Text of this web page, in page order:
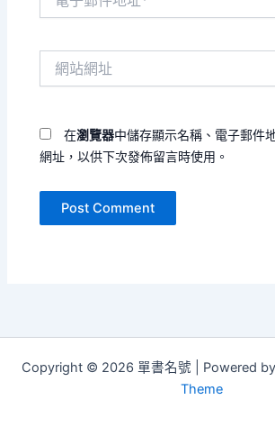
在瀏覽器中儲存顯示名稱、電子郵件
網址，以供下次發佈留言時使用。
Copyright © 2026 單書名號 | Powered by
Theme